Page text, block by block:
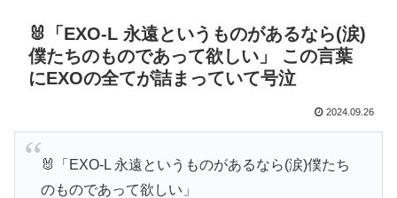
🐰「EXO-L 永遠というものがあるなら(涙)
僕たちのものであって欲しい」 この言葉
にEXOの全てが詰まっていて号泣
2024.09.26
🐰「EXO-L 永遠というものがあるなら(涙)僕たち
のものであって欲しい」